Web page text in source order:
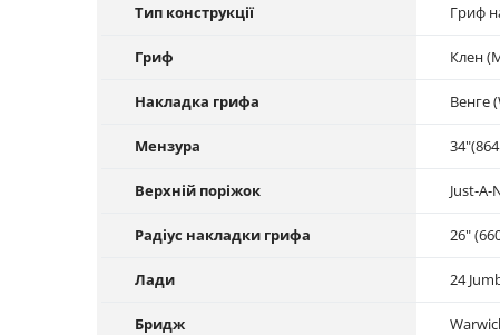
Тип конструкції Гриф
Гриф Клен
Накладка грифа Венге
Мензура
Верхній поріжок Just-
Радіус накладки грифа 26"
Лади 24
Бридж